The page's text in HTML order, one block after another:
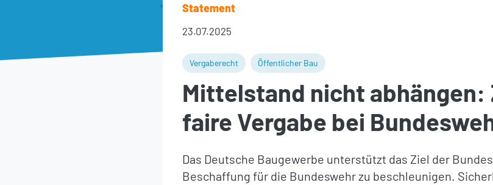
Statement
23.07.2025
Vergaberecht Öffentlicher Bau
Mittelstand nicht abhängen:
faire Vergabe bei
Das Deutsche Baugewerbe unterstützt das Ziel der
Beschaffung für die Bundeswehr zu beschleunigen.